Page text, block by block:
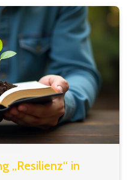
„Resilienz“ in